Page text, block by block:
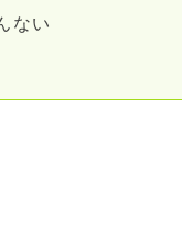
ない